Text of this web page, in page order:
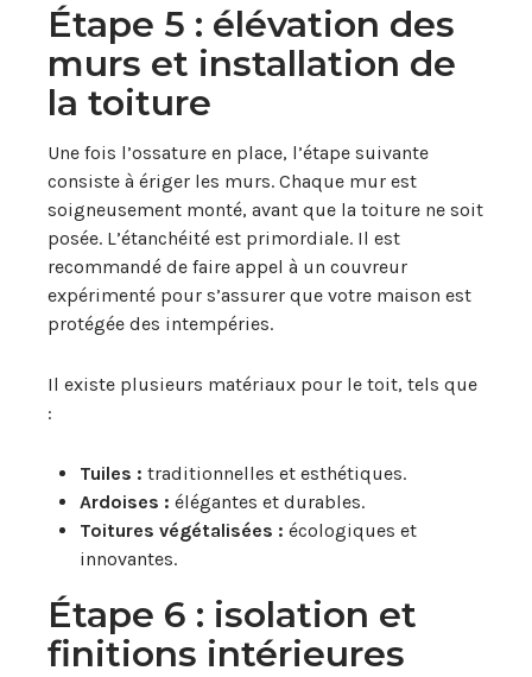
Étape 5 : élévation des
murs et installation de
la toiture
Une fois l’ossature en place, l’étape suivante
consiste à ériger les murs. Chaque mur est
soigneusement monté, avant que la toiture ne soit
posée. L’étanchéité est primordiale. Il est
recommandé de faire appel à un couvreur
expérimenté pour s’assurer que votre maison est
protégée des intempéries.
Il existe plusieurs matériaux pour le toit, tels que
:
Tuiles : traditionnelles et esthétiques.
Ardoises : élégantes et durables.
Toitures végétalisées : écologiques et
innovantes.
Étape 6 : isolation et
finitions intérieures